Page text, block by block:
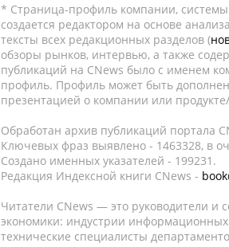
* Страница-профиль компании, системы
создается редактором на основе
тексты всех редакционных разделов (
обзоры рынков, интервью, а также
публикаций на CNews было с именем
профиль. Профиль может быть
презентацией о компании или продукте/
Обработан архив публикаций портала
Ключевых фраз выявлено - 1463328, в
Создано именных указателей - 199231.
Редакция Индексной книги CNews -
Читатели CNews — это руководители и
экономики: индустрии
технические специалисты